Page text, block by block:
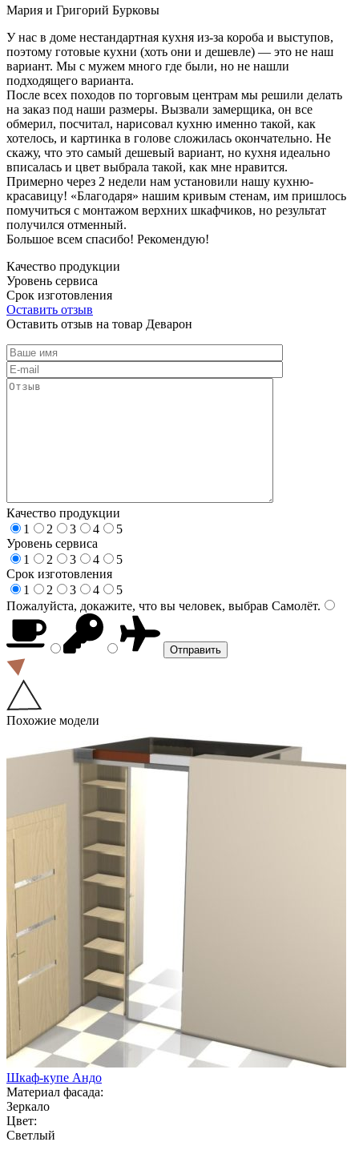
Мария и Григорий Бурковы
У нас в доме нестандартная кухня из-за короба и выступов,
поэтому готовые кухни (хоть они и дешевле) — это не наш
вариант. Мы с мужем много где были, но не нашли
подходящего варианта.
После всех походов по торговым центрам мы решили делать
на заказ под наши размеры. Вызвали замерщика, он все
обмерил, посчитал, нарисовал кухню именно такой, как
хотелось, и картинка в голове сложилась окончательно. Не
скажу, что это самый дешевый вариант, но кухня идеально
вписалась и цвет выбрала такой, как мне нравится.
Примерно через 2 недели нам установили нашу кухню-
красавицу! «Благодаря» нашим кривым стенам, им пришлось
помучиться с монтажом верхних шкафчиков, но результат
получился отменный.
Большое всем спасибо! Рекомендую!
Качество продукции
Уровень сервиса
Срок изготовления
Оставить отзыв
Оставить отзыв на товар Деварон
Качество продукции
1
2 3 4
5
Уровень сервиса
1
2 3 4
5
Срок изготовления
1
2 3 4
5
Пожалуйста, докажите, что вы человек, выбрав Самолёт.
Похожие модели
Шкаф-купе Андо
Материал фасада:
Зеркало
Цвет:
Светлый